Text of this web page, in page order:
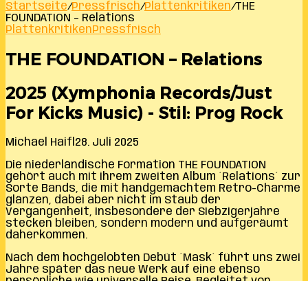
Startseite/Pressfrisch/Plattenkritiken/THE
FOUNDATION – Relations
PlattenkritikenPressfrisch
THE FOUNDATION – Relations
2025 (Xymphonia Records/Just
For Kicks Music) - Stil: Prog Rock
Michael Haifl 28. Juli 2025
Die niederländische Formation THE FOUNDATION
gehört auch mit ihrem zweiten Album ´Relations´ zur
Sorte Bands, die mit handgemachtem Retro-Charme
glänzen, dabei aber nicht im Staub der
Vergangenheit, insbesondere der Siebzigerjahre
stecken bleiben, sondern modern und aufgeräumt
daherkommen.
Nach dem hochgelobten Debüt ´Mask´ führt uns zwei
Jahre später das neue Werk auf eine ebenso